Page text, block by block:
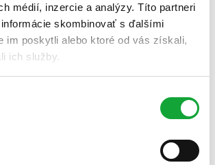
médií, inzercie a analýzy. Títo partneri
skombinovať s ďalšími
im poskytli alebo ktoré od vás získali,
ich služby.